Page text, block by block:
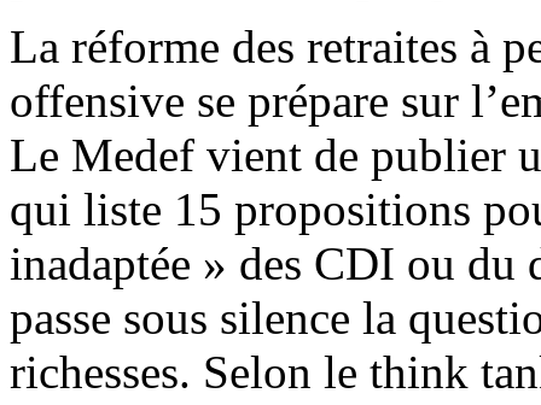
La réforme des retraites à
offensive se prépare sur
Le Medef vient de publier
qui liste 15 propositions
inadaptée » des CDI ou
passe sous silence la
richesses. Selon le think